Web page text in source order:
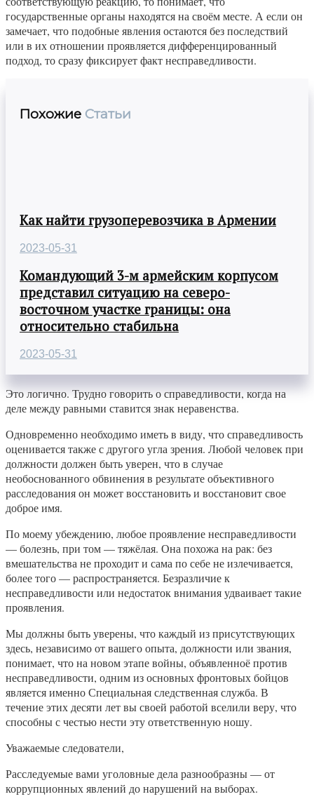
государственные органы находятся на своём месте. А если он
замечает, что подобные явления остаются без последствий
или в их отношении проявляется дифференцированный
подход, то сразу фиксирует факт несправедливости.
Похожие Статьи
Как найти грузоперевозчика в Армении
2023-05-31
Командующий 3-м армейским корпусом
представил ситуацию на северо-
восточном участке границы: она
относительно стабильна
2023-05-31
Это логично. Трудно говорить о справедливости, когда на
деле между равными ставится знак неравенства.
Одновременно необходимо иметь в виду, что справедливость
оценивается также с другого угла зрения. Любой человек при
должности должен быть уверен, что в случае
необоснованного обвинения в результате объективного
расследования он может восстановить и восстановит свое
доброе имя.
По моему убеждению, любое проявление несправедливости
— болезнь, при том — тяжёлая. Она похожа на рак: без
вмешательства не проходит и сама по себе не излечивается,
более того — распространяется. Безразличие к
несправедливости или недостаток внимания удваивает такие
проявления.
Мы должны быть уверены, что каждый из присутствующих
здесь, независимо от вашего опыта, должности или звания,
понимает, что на новом этапе войны, объявленноё против
несправедливости, одним из основных фронтовых бойцов
является именно Специальная следственная служба. В
течение этих десяти лет вы своей работой вселили веру, что
способны с честью нести эту ответственную ношу.
Уважаемые следователи,
Расследуемые вами уголовные дела разнообразны — от
коррупционных явлений до нарушений на выборах.